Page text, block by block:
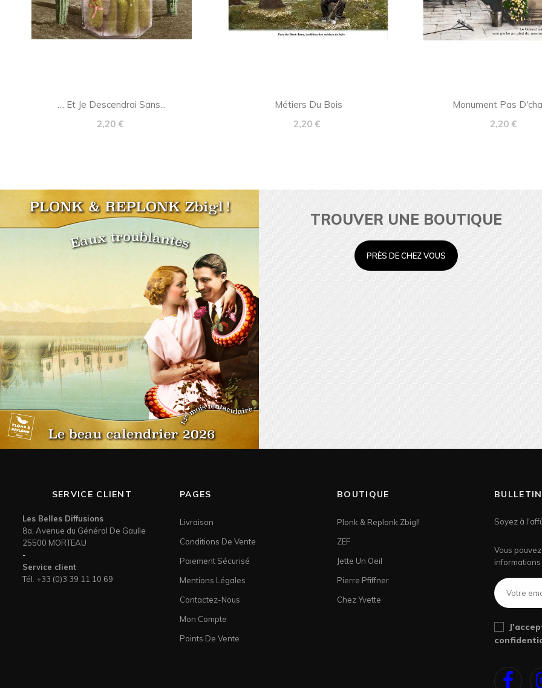
… Et Je Descendrai Sans...
Prix
2,20 €
Métiers Du Bois
Prix
2,20 €
Monument Pas
Prix
2,20 €
TROUVER UNE BOUTIQUE
PRÈS DE CHEZ VOUS
SERVICE CLIENT
Les Belles Diffusions
8a, Avenue du Général De Gaulle
25500 MORTEAU
-
Service client
Tél. +33 (0)3 39 11 10 69
PAGES
Livraison
Conditions De Vente
Paiement Sécurisé
Mentions Légales
Contactez-Nous
Mon Compte
Points De Vente
BOUTIQUE
Plonk & Replonk Zbigl!
ZEF
Jette Un Oeil
Pierre Pfiffner
Chez Yvette
Soyez à
Vous